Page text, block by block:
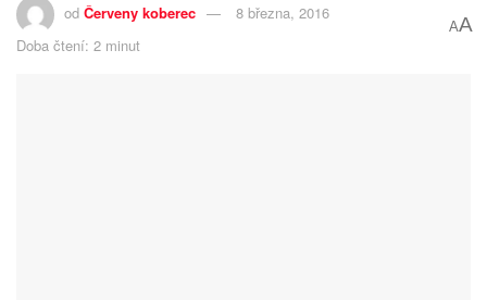
od Červeny koberec
8 března, 2016
Doba čtení: 2 minut
AA